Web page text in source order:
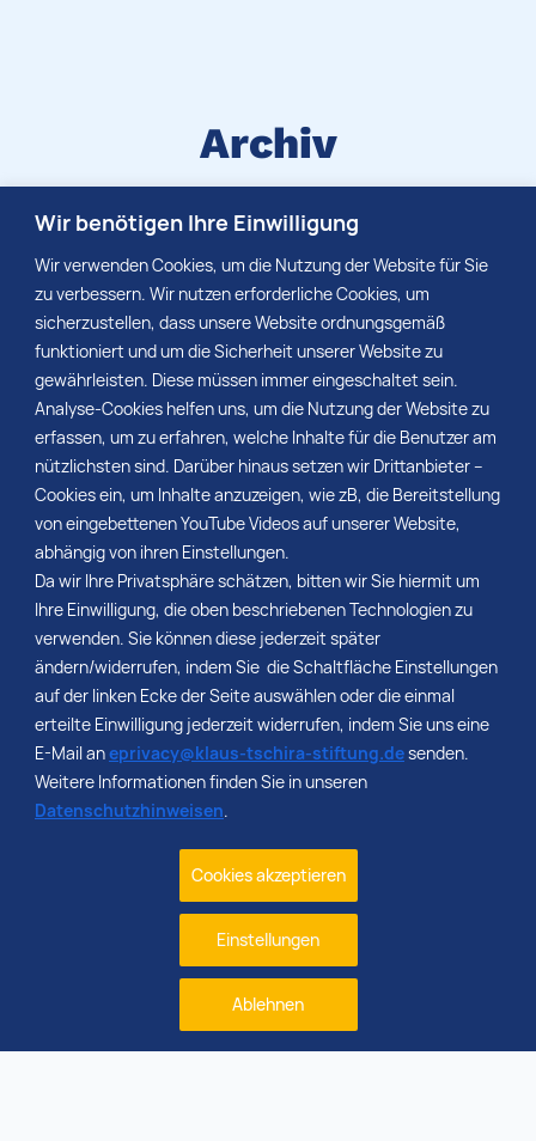
Wir benötigen Ihre Einwilligung
Wir verwenden Cookies, um die Nutzung der Website für Sie
zu verbessern. Wir nutzen erforderliche Cookies, um
sicherzustellen, dass unsere Website ordnungsgemäß
funktioniert und um die Sicherheit unserer Website zu
gewährleisten. Diese müssen immer eingeschaltet sein.
Analyse-Cookies helfen uns, um die Nutzung der Website zu
erfassen, um zu erfahren, welche Inhalte für die Benutzer am
nützlichsten sind. Darüber hinaus setzen wir Drittanbieter –
Cookies ein, um Inhalte anzuzeigen, wie zB, die Bereitstellung
von eingebettenen YouTube Videos auf unserer Website,
abhängig von ihren Einstellungen.
Da wir Ihre Privatsphäre schätzen, bitten wir Sie hiermit um
Ihre Einwilligung, die oben beschriebenen Technologien zu
verwenden. Sie können diese jederzeit später
ändern/widerrufen, indem Sie die Schaltfläche Einstellungen
auf der linken Ecke der Seite auswählen oder die einmal
erteilte Einwilligung jederzeit widerrufen, indem Sie uns eine
E-Mail aneprivacy@klaus-tschira-stiftung.desenden.
Weitere Informationen finden Sie in unseren
Datenschutzhinweisen.
Einstellungen
Ablehnen
Cookies akzeptieren
Archiv
Suchen Sie eine bestimmte
erschienen ist? Dann schauen Sie gern in
unserem Archiv nach.
MEHR